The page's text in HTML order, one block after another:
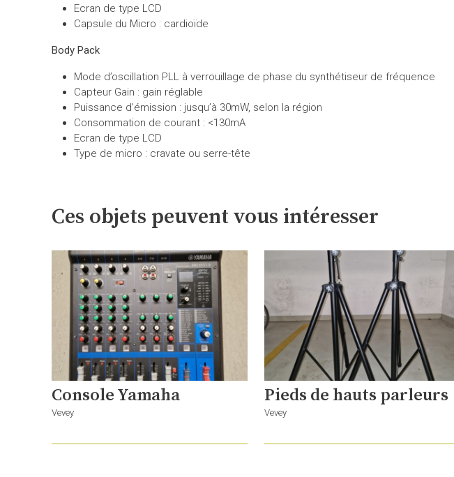
Ecran de type LCD
Capsule du Micro : cardioïde
Body Pack
Mode d’oscillation PLL à verrouillage de phase du synthétiseur de fréquence
Capteur Gain : gain réglable
Puissance d’émission : jusqu’à 30mW, selon la région
Consommation de courant : <130mA
Ecran de type LCD
Type de micro : cravate ou serre-tête
Ces objets peuvent vous intéresser
Console Yamaha
Vevey
Pieds de hauts parleurs
Vevey